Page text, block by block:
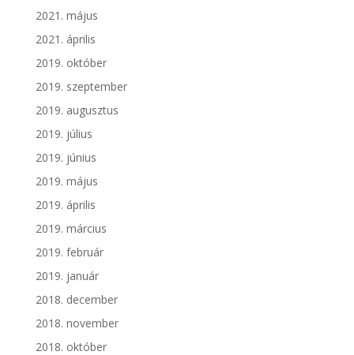
2021. május
2021. április
2019. október
2019. szeptember
2019. augusztus
2019. július
2019. június
2019. május
2019. április
2019. március
2019. február
2019. január
2018. december
2018. november
2018. október